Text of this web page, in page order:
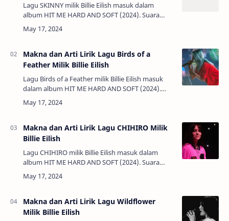
Lagu SKINNY milik Billie Eilish masuk dalam
album HIT ME HARD AND SOFT (2024). Suara
Billie yang lirih menyampaikan rasa rentan dan
kejujuran, menambah kekuatan pesan lagu
Makna dan Arti Lirik Lagu Birds of a
Feather Milik Billie Eilish
Lagu Birds of a Feather milik Billie Eilish masuk
dalam album HIT ME HARD AND SOFT (2024).
Lagu ini merupakan salah satu karya terbesar
Billie Eilish yang meraih sejumlah …
Makna dan Arti Lirik Lagu CHIHIRO Milik
Billie Eilish
Lagu CHIHIRO milik Billie Eilish masuk dalam
album HIT ME HARD AND SOFT (2024). Suara
Billie yang lirih menyampaikan rasa rentan dan
kejujuran, menambah kekuatan pesan lagu…
Makna dan Arti Lirik Lagu Wildflower
Milik Billie Eilish